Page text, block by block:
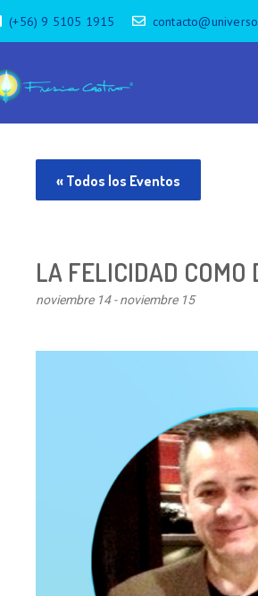
(+56) 9 5105 1915
« Todos los Eventos
LA FELICIDAD COMO
noviembre 14-noviembre 15